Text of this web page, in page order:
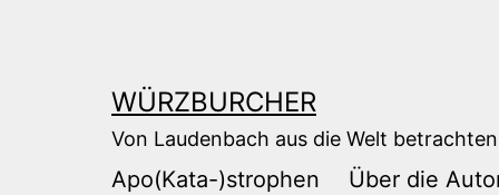
WÜRZBURCHER
Von Laudenbach aus die Welt betrachten
Apo(Kata-)strophen Über die